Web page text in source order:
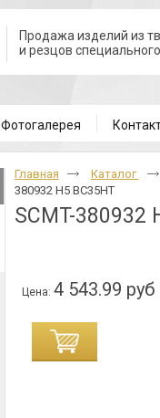
Продажа изделий из
и резцов
Фотогалерея
Главная
Каталог
380932 H5 BC35HT
SCMT-380932
Цена:4 543.99 руб